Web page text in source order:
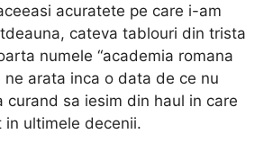
acuratete pe care i-am
cateva tablouri din trista
numele “academia romana
ne arata inca o data de ce nu
curand sa iesim din haul in care
in ultimele decenii.